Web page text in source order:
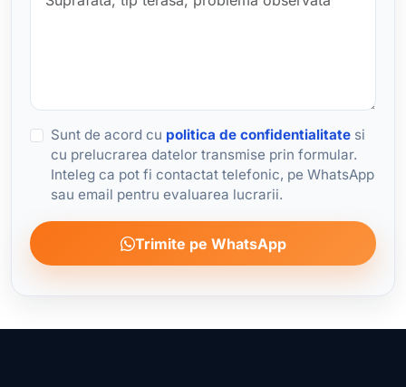
Sunt de acord cu politica de confidentialitatesi
cu prelucrarea datelor transmise prin formular.
Inteleg ca pot fi contactat telefonic, pe WhatsApp
sau email pentru evaluarea lucrarii.
Trimite pe WhatsApp